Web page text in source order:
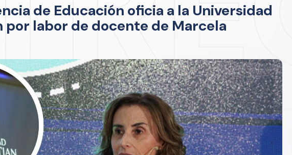
de Educación oficia a la Universidad
por labor de docente de Marcela